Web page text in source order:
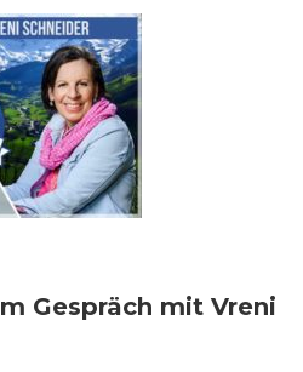
Gespräch mit Vreni